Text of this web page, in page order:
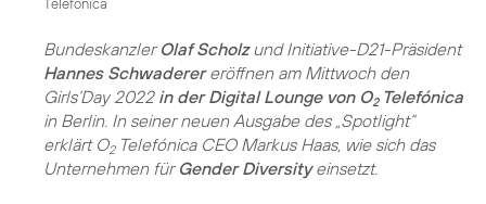
Telefónica
Bundeskanzler Olaf Scholzund Initiative-D21-Präsident
Hannes Schwaderereröffnen am Mittwoch den
Girls‘Day 2022 in der Digital Lounge von O2Telefónica
in Berlin. In seiner neuen Ausgabe des „Spotlight“
erklärt O2Telefónica CEO Markus Haas, wie sich das
Unternehmen für Gender Diversityeinsetzt.